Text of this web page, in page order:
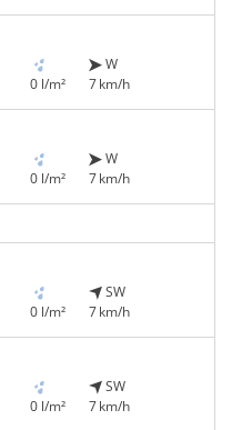
0 l/m²
W
7 km/h
0 l/m²
W
7 km/h
0 l/m²
SW
7 km/h
0 l/m²
SW
7 km/h